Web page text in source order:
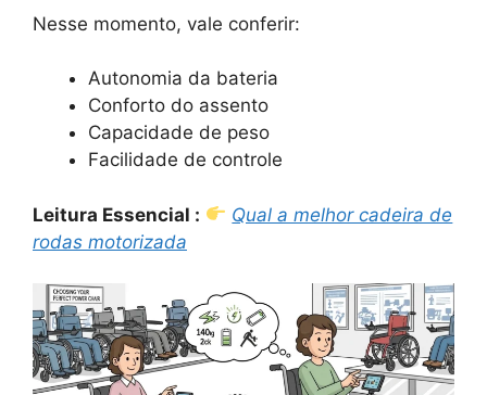
Nesse momento, vale conferir:
Autonomia da bateria
Conforto do assento
Capacidade de peso
Facilidade de controle
Leitura Essencial :
Qual a melhor cadeira de
rodas motorizada